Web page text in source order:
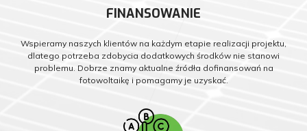
FINANSOWANIE
Wspieramy naszych klientów na każdym etapie realizacji projektu,
dlatego potrzeba zdobycia dodatkowych środków nie stanowi
problemu. Dobrze znamy aktualne źródła dofinansowań na
fotowoltaikę i pomagamy je uzyskać.